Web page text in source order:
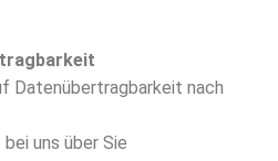
Datenübertragbarkeit nach
uns über Sie